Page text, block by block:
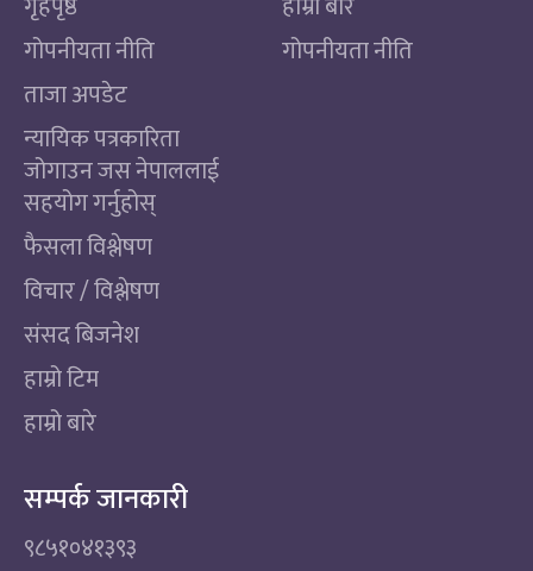
गोपनीयता नीति
ताजा अपडेट
न्यायिक पत्रकारिता
जोगाउन जस नेपाललाई
सहयोग गर्नुहोस्
फैसला विश्लेषण
विचार / विश्लेषण
संसद बिजनेश
हाम्रो टिम
हाम्रो बारे
गोपनीयता नीति
सम्पर्क जानकारी
९८५१०४१३९३